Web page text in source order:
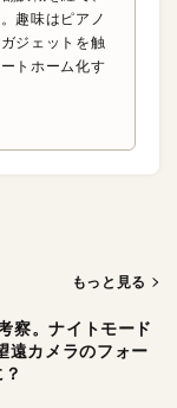
趣味はピアノ
ジェットを触
トホーム化す
もっと見る
察。ナイトモード
遠カメラのフォー